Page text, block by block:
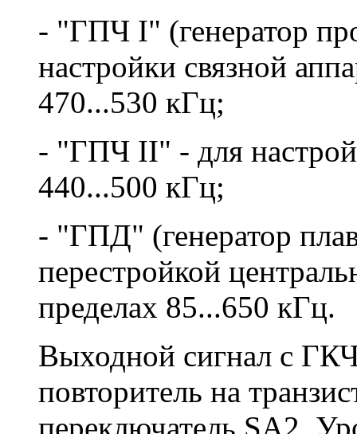
- "ГПЧ I" (генератор
настройки связной
470...530 кГц;
- "ГПЧ II" - для
440...500 кГц;
- "ГПД" (генератор
перестройкой
пределах 85...650 кГц.
Выходной сигнал с
повторитель на
переключатель SA2.